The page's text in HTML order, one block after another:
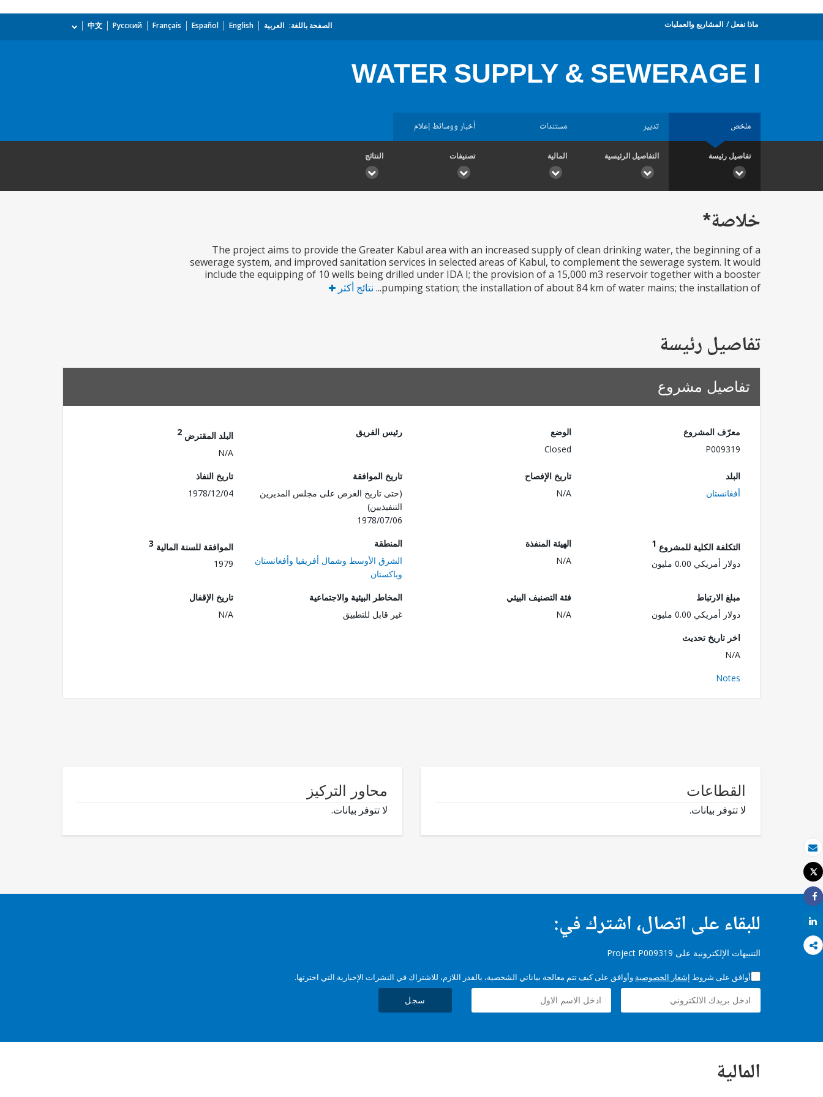
بريد الكتروني
طباعة
Tweet
Share
Share
ماذا نفعل المشاريع والعمليات الصفحة باللغة: العربية English
Español
Français
Русский
中文
WATER SUPPLY & SEWERAGE I
ملخص تدبير مستندات أخبار ووسائط إعلام
تفاصيل رئيسة التفاصيل الرئيسية المالية تصنيفات النتائج
خلاصة*
The project aims to provide the Greater Kabul area with an increased supply of clean drinking water, the beginning of a
sewerage system, and improved sanitation services in selected areas of Kabul, to complement the sewerage system. It would
include the equipping of 10 wells being drilled under IDA I; the provision of a 15,000 m3 reservoir together with a booster
pumping station; the installation of about 84 km of water mains; the installation of...
نتائج أكثر
تفاصيل رئيسة
تفاصيل مشروع
معرّف المشروع
P009319
الوضع
Closed
رئيس الفريق البلد المقترض 2
N/A
البلد
أفغانستان
تاريخ الإفصاح
N/A
تاريخ الموافقة
(حتى تاريخ العرض على مجلس المديرين
التنفيذيين)
1978/07/06
تاريخ النفاذ
1978/12/04
التكلفة الكلية للمشروع 1
دولار أمريكي 0.00 مليون
الهيئة المنفذة
N/A
المنطقة
الشرق الأوسط وشمال أفريقيا وأفغانستان
وباكستان
الموافقة للسنة المالية 3
1979
مبلغ الارتباط
دولار أمريكي 0.00 مليون
فئة التصنيف البيئي
N/A
المخاطر البيئية والاجتماعية
غير قابل للتطبيق
تاريخ الإقفال
N/A
اخر تاريخ تحديث
N/A
Notes
القطاعات
لا تتوفر بيانات.
محاور التركيز
لا تتوفر بيانات.
للبقاء على اتصال، اشترك في:
التنبيهات الإلكترونية على Project P009319
أوافق على شروط إشعار الخصوصية وأوافق على كيف تتم معالجة بياناتي الشخصية، بالقدر اللازم، للاشتراك في النشرات الإخبارية التي اخترتها.
سجل
المالية